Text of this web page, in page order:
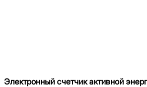
Электронный счетчик активной